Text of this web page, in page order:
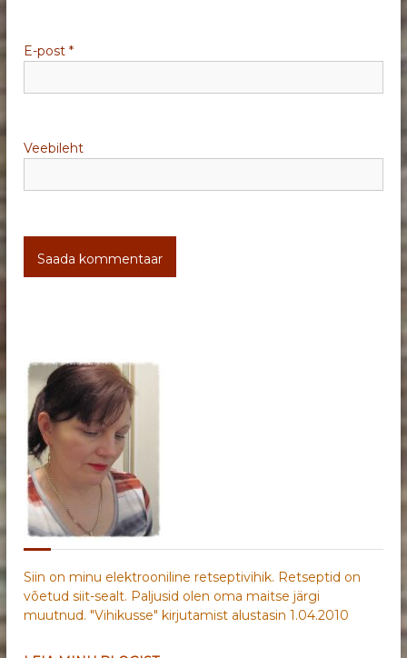
E-post*
Veebileht
Siin on minu elektrooniline retseptivihik. Retseptid on
võetud siit-sealt. Paljusid olen oma maitse järgi
muutnud. "Vihikusse" kirjutamist alustasin 1.04.2010